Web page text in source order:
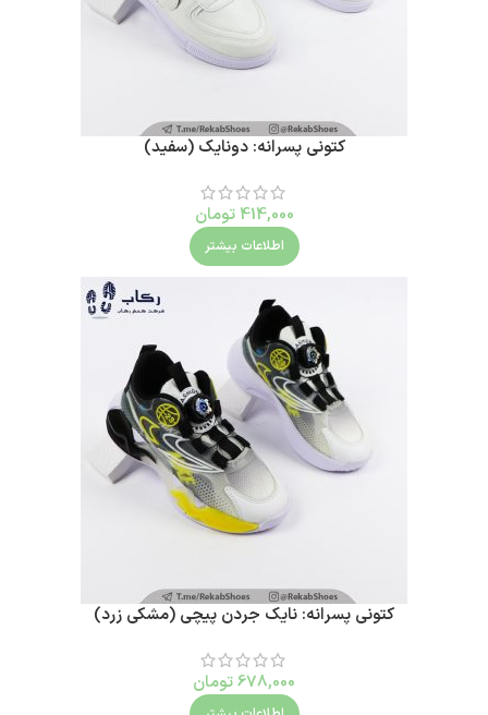
کتونی پسرانه: دونایک (سفید)
414,000 تومان
اطلاعات بیشتر
کتونی پسرانه: نایک جردن پیچی (مشکی زرد)
678,000تومان